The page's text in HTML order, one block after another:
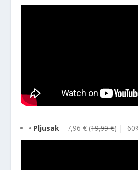
• Pljusak – 7,96 € (19,99 €) | -